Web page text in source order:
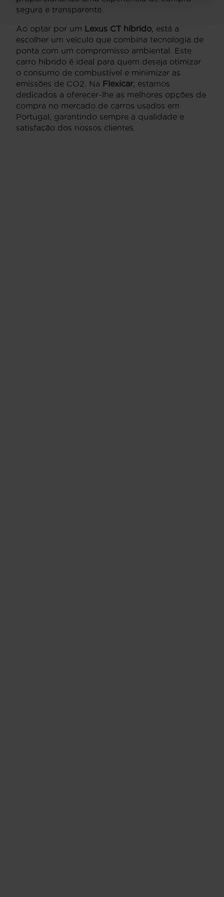
segura e transparente.
Ao optar por um Lexus CT híbrido, está a
escolher um veículo que combina tecnologia de
ponta com um compromisso ambiental. Este
carro híbrido é ideal para quem deseja otimizar
o consumo de combustível e minimizar as
emissões de CO2. Na Flexicar, estamos
dedicados a oferecer-lhe as melhores opções de
compra no mercado de carros usados em
Portugal, garantindo sempre a qualidade e
satisfação dos nossos clientes.